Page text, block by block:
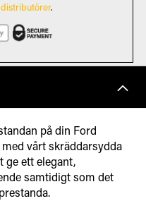
distributörer.
på din Ford
vårt skräddarsydda
ge ett elegant,
samtidigt som det